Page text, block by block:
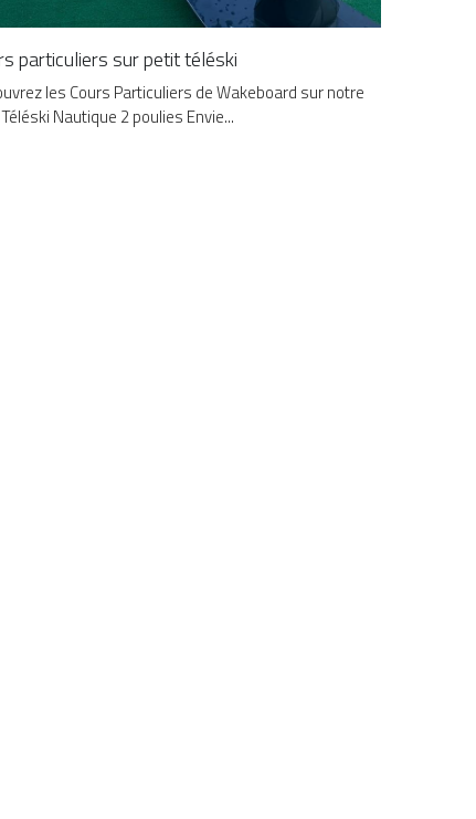
particuliers sur petit téléski
les Cours Particuliers de Wakeboard sur notre
Nautique 2 poulies Envie...